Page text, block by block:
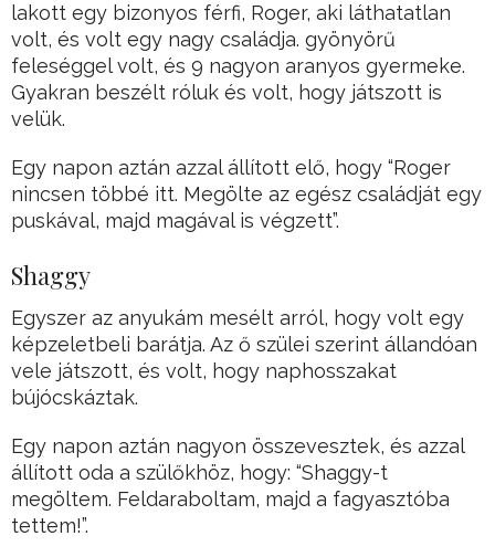
lakott egy bizonyos férfi, Roger, aki láthatatlan
volt, és volt egy nagy családja. gyönyörű
feleséggel volt, és 9 nagyon aranyos gyermeke.
Gyakran beszélt róluk és volt, hogy játszott is
velük.
Egy napon aztán azzal állított elő, hogy “Roger
nincsen többé itt. Megölte az egész családját egy
puskával, majd magával is végzett”.
Shaggy
Egyszer az anyukám mesélt arról, hogy volt egy
képzeletbeli barátja. Az ő szülei szerint állandóan
vele játszott, és volt, hogy naphosszakat
bújócskáztak.
Egy napon aztán nagyon összevesztek, és azzal
állított oda a szülőkhöz, hogy: “Shaggy-t
megöltem. Feldaraboltam, majd a fagyasztóba
tettem!”.